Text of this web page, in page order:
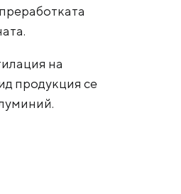
на
продукция се